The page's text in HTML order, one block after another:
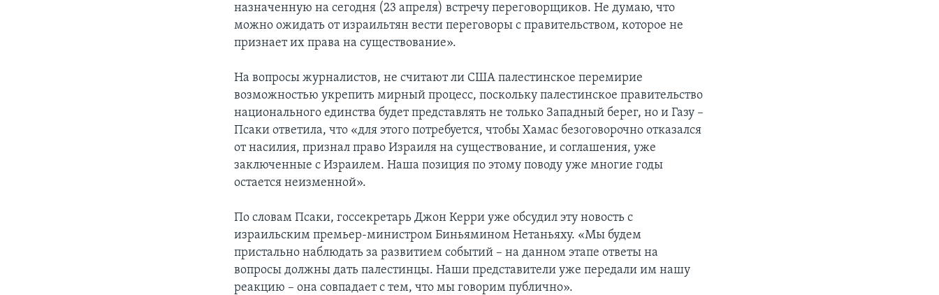
назначенную на сегодня (23 апреля) встречу переговорщиков. Не думаю, что
можно ожидать от израильтян вести переговоры с правительством, которое не
признает их права на существование».
На вопросы журналистов, не считают ли США палестинское перемирие
возможностью укрепить мирный процесс, поскольку палестинское правительство
национального единства будет представлять не только Западный берег, но и Газу –
Псаки ответила, что «для этого потребуется, чтобы Хамас безоговорочно отказался
от насилия, признал право Израиля на существование, и соглашения, уже
заключенные с Израилем. Наша позиция по этому поводу уже многие годы
остается неизменной».
По словам Псаки, госсекретарь Джон Керри уже обсудил эту новость с
израильским премьер-министром Биньямином Нетаньяху. «Мы будем
пристально наблюдать за развитием событий – на данном этапе ответы на
вопросы должны дать палестинцы. Наши представители уже передали им нашу
реакцию – она совпадает с тем, что мы говорим публично».